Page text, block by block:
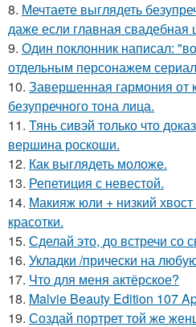
8. Мечтаете выглядеть
даже если главная
9. Один поклонник написал:
отдельным персонажем
10. Завершенная гармония от
безупречного тона лица.
11. Тянь сивэй только что
вершина роскоши.
12. Как выглядеть моложе.
13. Репетиция с невестой.
14. Макияж юли + низкий
красотки.
15. Сделай это, до встречи со
16. Укладки /прически на
17. Что для меня актёрское?
18. Malvie Beauty Edition 107
19. Создай портрет той же